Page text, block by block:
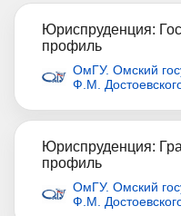
Юриспруденция:
профиль
ОмГУ. Омский
Ф.М.
Юриспруденция:
профиль
ОмГУ. Омский
Ф.М.